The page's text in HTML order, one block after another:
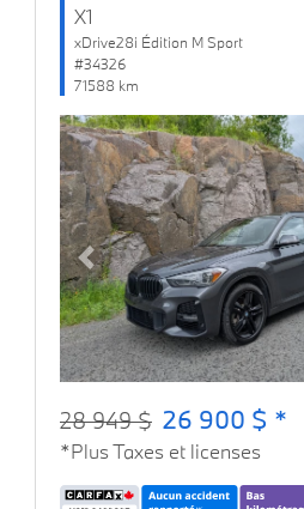
X1
xDrive28i Édition M Sport
#34326
71588 km
Previous
28 949 $ 26 900 $ *
*Plus Taxes et licenses